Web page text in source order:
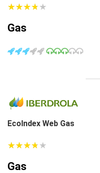
★★★★★
★★★★★
Gas
EcoIndex Web Gas
★★★★★
★★★★★
Gas